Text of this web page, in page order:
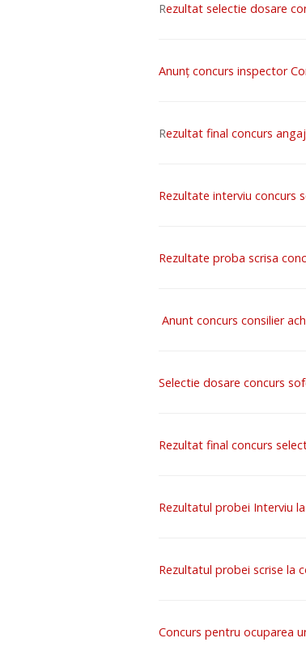
Rezultat selectie dosare
Anunț concurs inspector
Rezultat final concurs
Rezultate interviu concurs
Rezultate proba scrisa
Anunt concurs consilier
Selectie dosare concurs
Rezultat final concurs
Rezultatul probei Interviu
Rezultatul probei scrise la
Concurs pentru ocuparea